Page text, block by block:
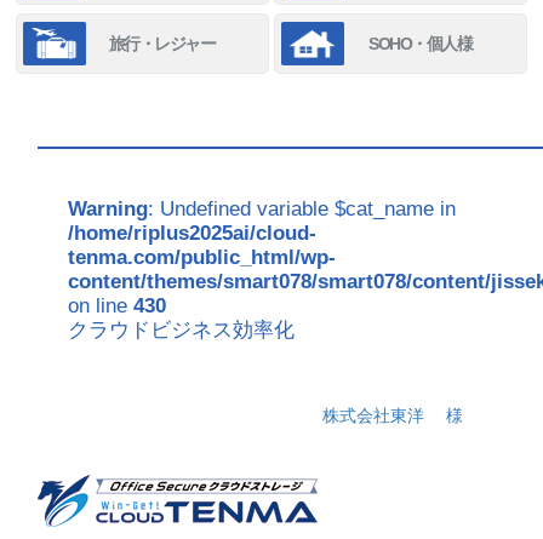
旅行・レジャー SOHO・個人様
Warning: Undefined variable $cat_name in
/home/riplus2025ai/cloud-
tenma.com/public_html/wp-
content/themes/smart078/smart078/content/
on line430
クラウドビジネス効率化
株式会社東洋 様